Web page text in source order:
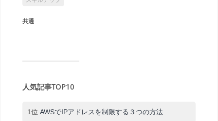
共通
人気記事TOP10
1位 AWSでIPアドレスを制限する３つの方法